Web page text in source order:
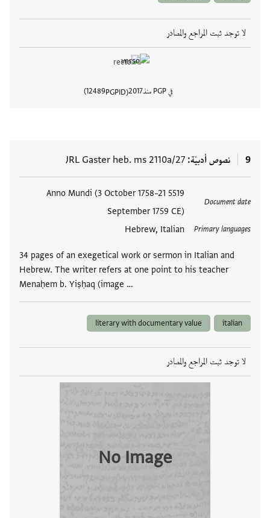
لا توجد ثبت المراجع والمصادر
في PGP منذ 2017
PGPID
12489
9 نصوص أدبيّة JRL Gaster heb. ms 2110a/27
Document date
5519 Anno Mundi (3 October 1758–21
September 1759 CE)
Primary languages
Hebrew, Italian
34 pages of an exegetical work or sermon in Italian and
Hebrew. The writer refers at one point to his teacher
Menaḥem b. Yiṣḥaq (image …
italian
literary with documentary value
لا توجد ثبت المراجع والمصادر
No Image